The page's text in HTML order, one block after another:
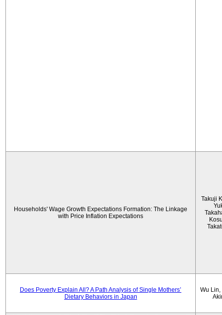
Households' Wage Growth Expectations Formation: The Linkage
with Price Inflation Expectations
Takuji
Does Poverty Explain All? A Path Analysis of Single Mothers’
Dietary Behaviors in Japan
Wu Lin,